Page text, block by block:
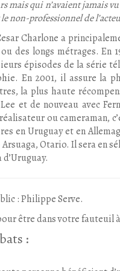
mais qui n’avaient jamais
non-professionnel de
Charlone a
des longs métrages. En
épisodes de la série
En 2001, il assure la
la plus haute
et de nouveau avec
ou cameraman,
en Uruguay et en
Otario. Il sera en
: Philippe Serve.
être dans votre fauteuil
: